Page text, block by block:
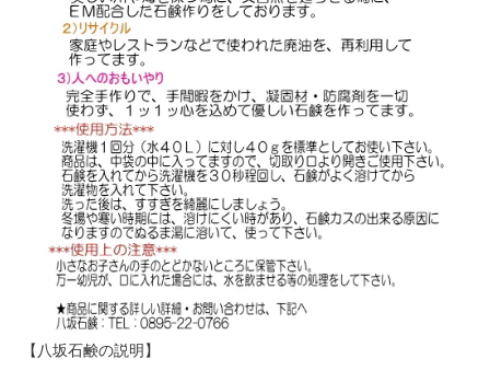
【八坂石鹸の説明】